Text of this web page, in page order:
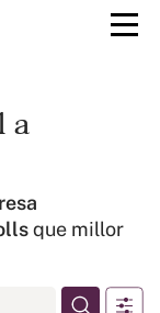
a
que millor